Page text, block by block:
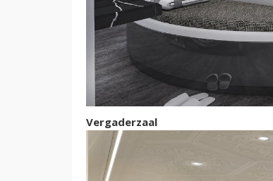
Vergaderzaal